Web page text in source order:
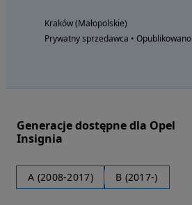
Kraków (Małopolskie)
Prywatny sprzedawca • Opublikowano
Generacje dostępne dla Opel
Insignia
A (2008-2017) B (2017-)